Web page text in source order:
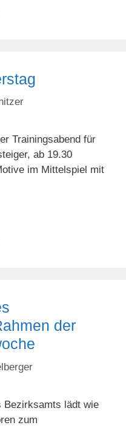
Trainingsabend für
ab 19.30
im Mittelspiel mit
der
Bezirksamts lädt wie
zum